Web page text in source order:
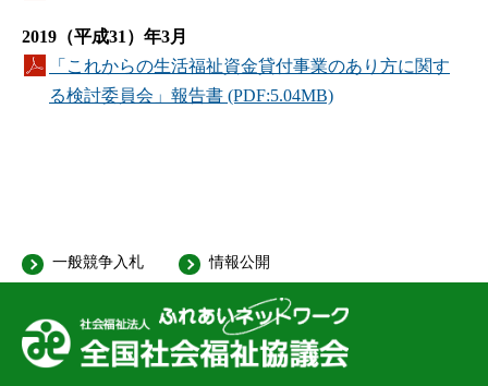
2019（平成31）年3月
「これからの生活福祉資金貸付事業のあり方に関す
る検討委員会」報告書 (PDF:5.04MB)
一般競争入札 情報公開